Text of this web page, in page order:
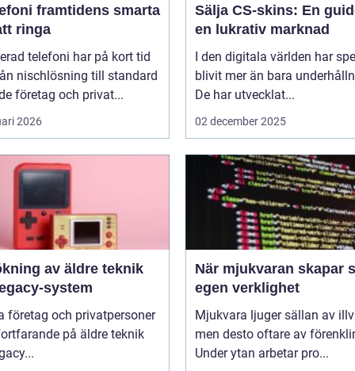
smarta
ringa
telefoni har på kort tid
nischlösning till standard
företag och privat...
2026
Sälja CS-skins: En
en lukrativ marknad
I den digitala världen har
blivit mer än bara
De har utvecklat...
02 december 2025
av äldre teknik
system
företag och privatpersoner
på äldre teknik
När mjukvaran skapar
egen verklighet
Mjukvara ljuger sällan av
men desto oftare av
Under ytan arbetar pro...